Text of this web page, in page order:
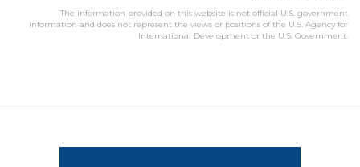
The information provided on this website is not official U.S. government
information and does not represent the views or positions of the U.S. Agency for
International Development or the U.S. Government.